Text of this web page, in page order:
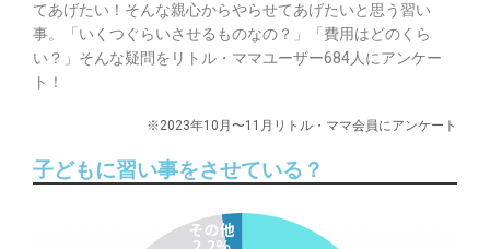
てあげたい！そんな親心からやらせてあげたいと思う習い
事。「いくつぐらいさせるものなの？」「費用はどのくら
い？」そんな疑問をリトル・ママユーザー684人にアンケー
ト！
※2023年10月〜11月リトル・ママ会員にアンケート
子どもに習い事をさせている？